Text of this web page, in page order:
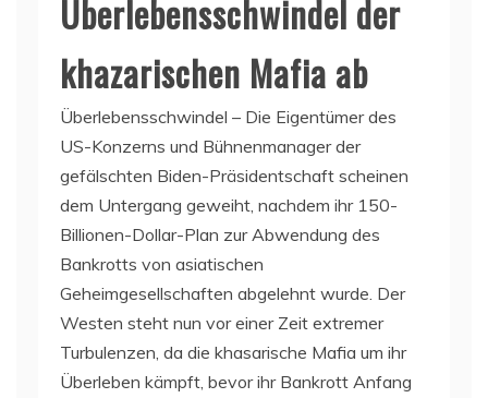
Überlebensschwindel der
khazarischen Mafia ab
Überlebensschwindel – Die Eigentümer des
US-Konzerns und Bühnenmanager der
gefälschten Biden-Präsidentschaft scheinen
dem Untergang geweiht, nachdem ihr 150-
Billionen-Dollar-Plan zur Abwendung des
Bankrotts von asiatischen
Geheimgesellschaften abgelehnt wurde. Der
Westen steht nun vor einer Zeit extremer
Turbulenzen, da die khasarische Mafia um ihr
Überleben kämpft, bevor ihr Bankrott Anfang